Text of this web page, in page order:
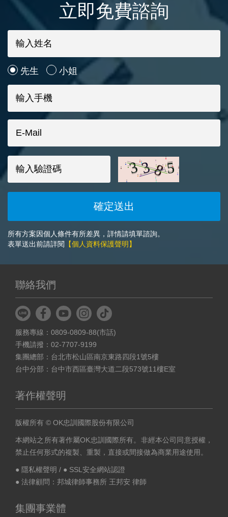
立即免費諮詢
先生 小姐
所有方案因個人條件有所差異，詳情請填單諮詢。
表單送出前請詳閱 【個人資料保護聲明】
聯絡我們
服務專線：0809-0809-88(市話)
手機請撥：02-7707-9199
集團總部：台北市松山區南京東路四段1號5樓
台中分部：台中市西區臺灣大道二段573號11樓E室
著作權聲明
版權所有 © OK忠訓國際股份有限公司
本網站之所有著作屬OK忠訓國際所有。非經本公司同意授權，
禁止任何形式的複製、重製，直接或間接做為商業用途使用。
● 隱私權聲明 / ● SSL安全網站認證
● 法律顧問：邦城律師事務所 王邦安 律師
集團事業體